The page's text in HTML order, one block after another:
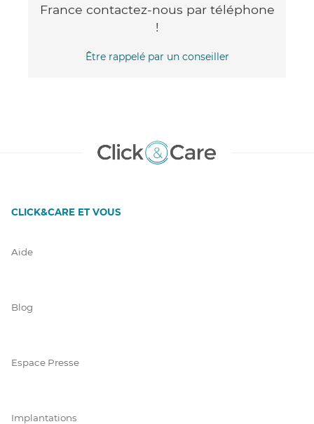
France contactez-nous par téléphone
!
Être rappelé par un conseiller
CLICK&CARE ET VOUS
Aide
Blog
Espace Presse
Implantations